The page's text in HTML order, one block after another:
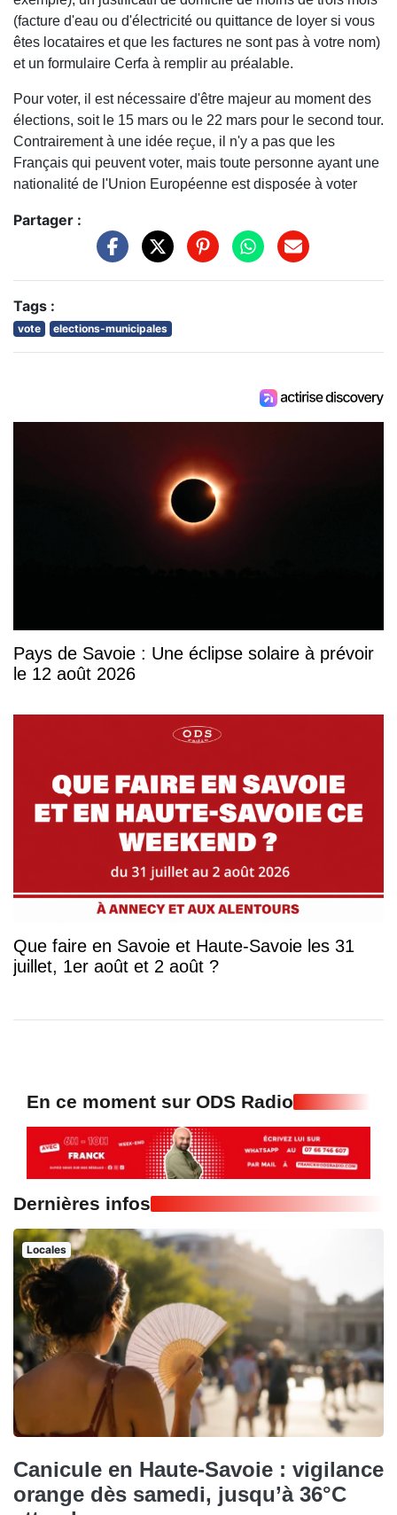
(facture d'eau ou d'électricité ou quittance de loyer si vous
êtes locataires et que les factures ne sont pas à votre nom)
et un formulaire Cerfa à remplir au préalable.
Pour voter, il est nécessaire d'être majeur au moment des
élections, soit le 15 mars ou le 22 mars pour le second tour.
Contrairement à une idée reçue, il n'y a pas que les
Français qui peuvent voter, mais toute personne ayant une
nationalité de l'Union Européenne est disposée à voter
Partager :
Tags :
vote elections-municipales
Pays de Savoie : Une éclipse solaire à prévoir
le 12 août 2026
Que faire en Savoie et Haute-Savoie les 31
juillet, 1er août et 2 août ?
En ce moment sur ODS Radio
Dernières infos
Locales
Canicule en Haute-Savoie : vigilance
orange dès samedi, jusqu’à 36°C